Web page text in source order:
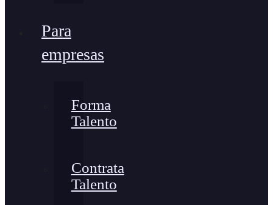
Para
empresas
Forma
Talento
Contrata
Talento